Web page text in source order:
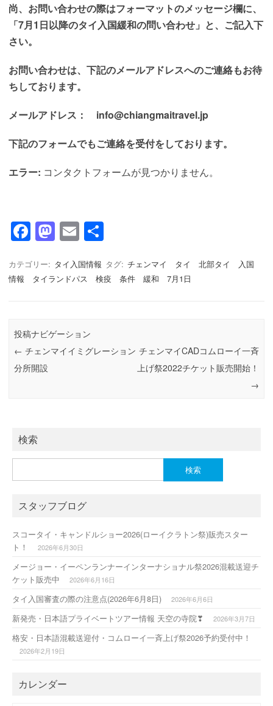
尚、お問い合わせの際はフォーマットのメッセージ欄に、
「7月1日以降のタイ入国緩和の問い合わせ」と、ご記入下
さい。
お問い合わせは、下記のメールアドレスへのご連絡もお待
ちしております。
メールアドレス： info@chiangmaitravel.jp
下記のフォームでもご連絡を受付をしております。
エラー: コンタクトフォームが見つかりません。
F
c
e
o
o
k
M
st
o
o
n
E
ail
カテゴリー: タイ入国情報 タグ: チェンマイ タイ 北部タイ 入国
情報 タイランドパス 検疫 条件 緩和 7月1日
投稿ナビゲーション
← チェンマイイミグレーション
分所開設
チェンマイCADコムローイ一斉
上げ祭2022チケット販売開始！
→
検索
索:
スタッフブログ
スコータイ・キャンドルショー2026(ローイクラトン祭)販売スター
ト！
2026年6月30日
メージョー・イーペンランナーインターナショナル祭2026混載送迎チ
ケット販売中
2026年6月16日
タイ入国審査の際の注意点(2026年6月8日) 2026年6月6日
新発売・日本語プライベートツアー情報 天空の寺院❣ 2026年3月7日
格安・日本語混載送迎付・コムローイ一斉上げ祭2026予約受付中！
2026年2月19日
カレンダー